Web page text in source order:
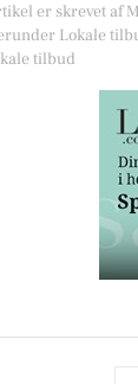
er skrevet af
Lokale
tilbud